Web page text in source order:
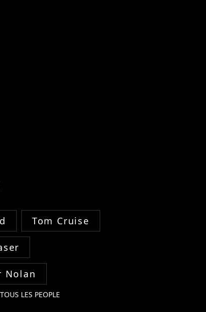
Tom Cruise
Nolan
LES PEOPLE